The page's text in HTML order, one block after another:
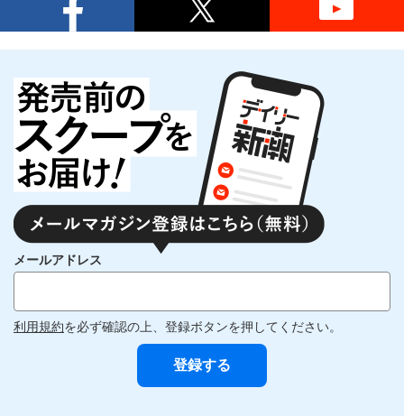
メールアドレス
利用規約を必ず確認の上、登録ボタンを押してください。